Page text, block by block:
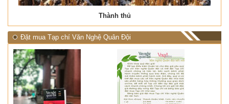
Thành thủ
Đặt mua Tạp chí Văn Nghệ Quân Đội